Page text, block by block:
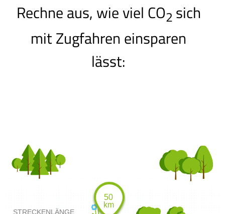
Rechne aus, wie viel CO2 sich
mit Zugfahren einsparen
lässt:
50
km